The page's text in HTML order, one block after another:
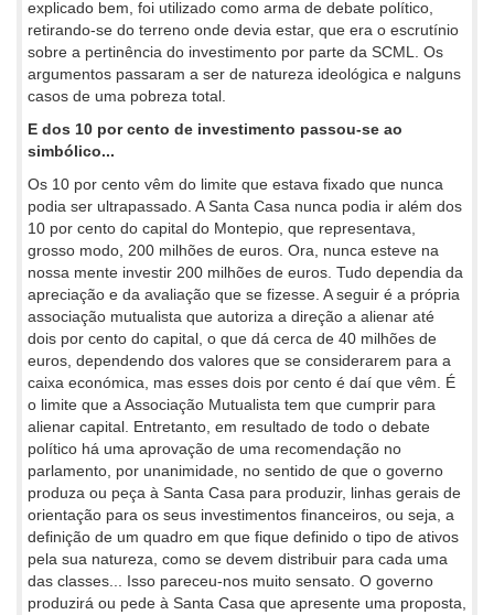
explicado bem, foi utilizado como arma de debate político,
retirando-se do terreno onde devia estar, que era o escrutínio
sobre a pertinência do investimento por parte da SCML. Os
argumentos passaram a ser de natureza ideológica e nalguns
casos de uma pobreza total.
E dos 10 por cento de investimento passou-se ao
simbólico...
Os 10 por cento vêm do limite que estava fixado que nunca
podia ser ultrapassado. A Santa Casa nunca podia ir além dos
10 por cento do capital do Montepio, que representava,
grosso modo, 200 milhões de euros. Ora, nunca esteve na
nossa mente investir 200 milhões de euros. Tudo dependia da
apreciação e da avaliação que se fizesse. A seguir é a própria
associação mutualista que autoriza a direção a alienar até
dois por cento do capital, o que dá cerca de 40 milhões de
euros, dependendo dos valores que se considerarem para a
caixa económica, mas esses dois por cento é daí que vêm. É
o limite que a Associação Mutualista tem que cumprir para
alienar capital. Entretanto, em resultado de todo o debate
político há uma aprovação de uma recomendação no
parlamento, por unanimidade, no sentido de que o governo
produza ou peça à Santa Casa para produzir, linhas gerais de
orientação para os seus investimentos financeiros, ou seja, a
definição de um quadro em que fique definido o tipo de ativos
pela sua natureza, como se devem distribuir para cada uma
das classes... Isso pareceu-nos muito sensato. O governo
produzirá ou pede à Santa Casa que apresente uma proposta,